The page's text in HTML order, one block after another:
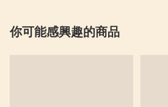
你可能感興趣的商品